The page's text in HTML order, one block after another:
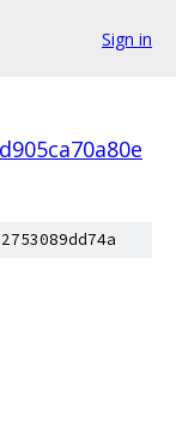
Sign in